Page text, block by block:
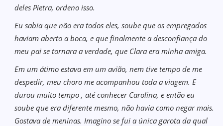
deles Pietra, ordeno isso.
Eu sabia que não era todos eles, soube que os empregados
haviam aberto a boca, e que finalmente a desconfiança do
meu pai se tornara a verdade, que Clara era minha amiga.
Em um átimo estava em um avião, nem tive tempo de me
despedir, meu choro me acompanhou toda a viagem. E
durou muito tempo , até conhecer Carolina, e então eu
soube que era diferente mesmo, não havia como negar mais.
Gostava de meninas. Imagino se fui a única garota da qual